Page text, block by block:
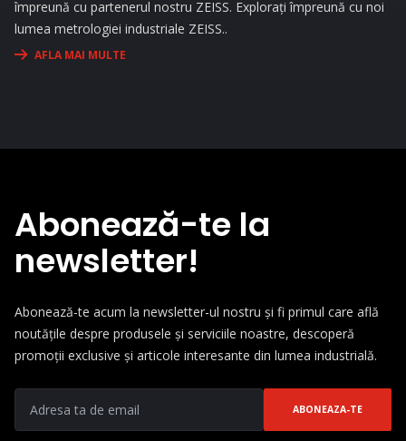
împreună cu partenerul nostru ZEISS. Explorați împreună cu noi
lumea metrologiei industriale ZEISS..
AFLA MAI MULTE
Abonează-te la
newsletter!
Abonează-te acum la newsletter-ul nostru și fi primul care află
noutățile despre produsele și serviciile noastre, descoperă
promoții exclusive și articole interesante din lumea industrială.
ABONEAZA-TE